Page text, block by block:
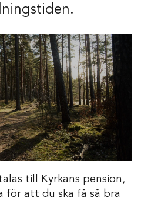
till Kyrkans pension,
för att du ska få så bra